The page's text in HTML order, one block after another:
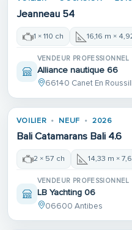
Jeanneau 54
1 × 110 ch 16,16 m ×
VENDEUR PROFESSIONNEL
Alliance nautique 66
66140 Canet En
VOILIER NEUF 2026
Bali Catamarans Bali 4.6
2 × 57 ch 14,33 m ×
VENDEUR PROFESSIONNEL
LB Yachting 06
06600 Antibes